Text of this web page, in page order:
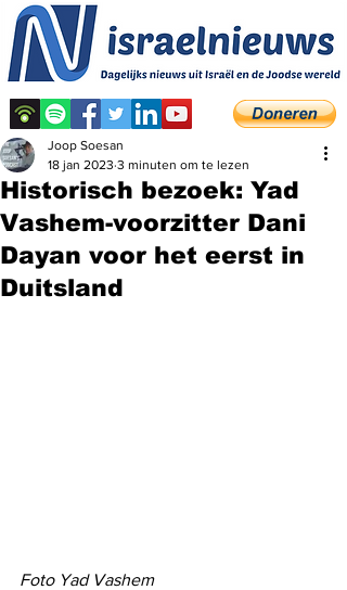
Historisch bezoek: Yad
Vashem-voorzitter Dani
Dayan voor het eerst in
Duitsland
Joop Soesan
18 jan 2023 3 minuten om te lezen
Foto Yad Vashem